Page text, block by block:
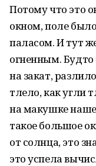
Потому что это
окном, поле
паласом. И тут
огненным. Будто
на закат,
тлело, как угли
на макушке
такое большое
от солнца, это
это успела